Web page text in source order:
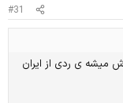
#31
میشه ی ردی از ایران